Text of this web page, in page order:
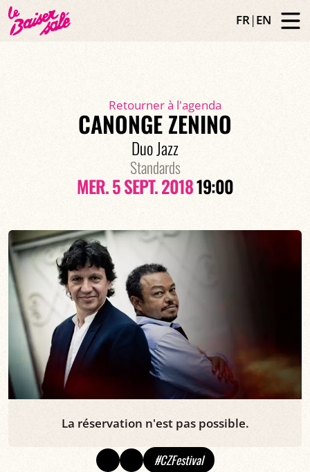
FR|EN
Retourner à l'agenda
CANONGE ZENINO
Duo Jazz
Standards
MER. 5 SEPT. 201819:00
La réservation n'est pas possible.
#CZFestival